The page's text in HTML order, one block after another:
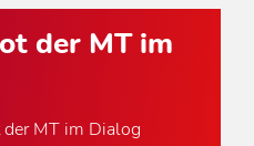
der MT im
MT im Dialog